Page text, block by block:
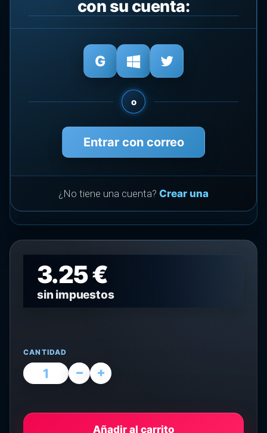
con su cuenta:
o
Entrar con correo
¿No tiene una cuenta? Crear una
3.25 €
sin impuestos
CANTIDAD
Añadir al carrito